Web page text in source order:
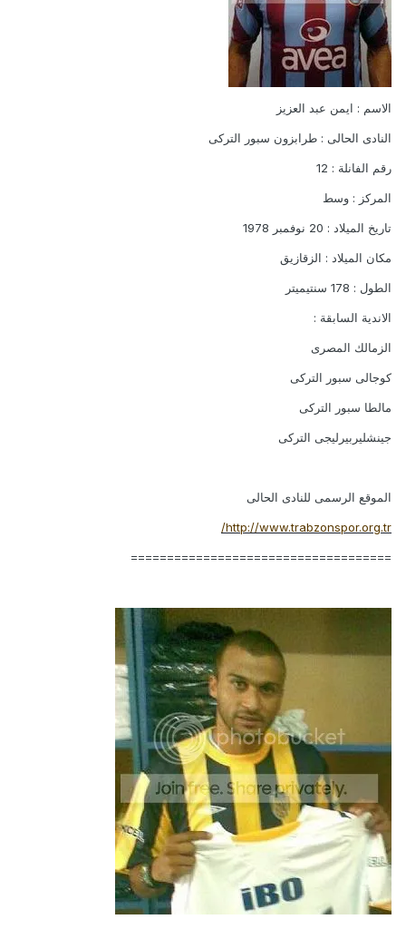
الاسم : ايمن عبد العزيز
النادى الحالى : طرابزون سبور التركى
رقم الفانلة : 12
المركز : وسط
تاريخ الميلاد : 20 نوفمبر 1978
مكان الميلاد : الزقازيق
الطول : 178 سنتيميتر
الاندية السابقة :
الزمالك المصرى
كوجالى سبور التركى
مالطا سبور التركى
جينشليربيرليجى التركى
الموقع الرسمى للنادى الحالى
http://www.trabzonspor.org.tr/
====================================